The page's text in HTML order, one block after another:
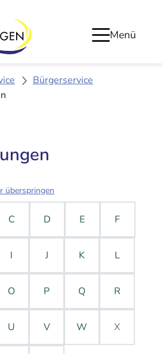
Menü
Bürgerservice
überspringen
C D E F
I J K L
O P Q R
U V W X